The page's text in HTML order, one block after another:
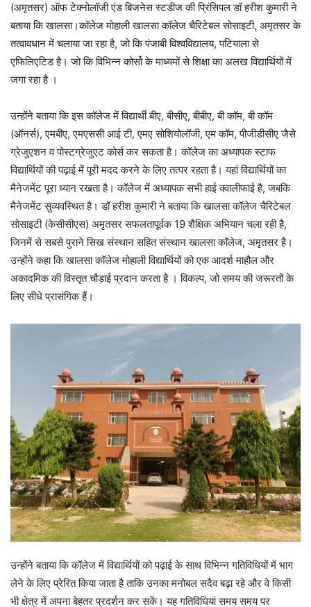
(अमृतसर) ऑफ टेक्नोलॉजी एंड बिजनेस स्टडीज की प्रिंसिपल डॉ हरीश कुमारी ने
बताया कि खालसा।कॉलेज मोहाली खालसा कॉलेज चैरिटेबल सोसाइटी, अमृतसर के
तत्वावधान में चलाया जा रहा है, जो कि पंजाबी विश्वविद्यालय, पटियाला से
एफिलिएटिड है। जो कि विभिन्न कोर्सो के माध्यमों से शिक्षा का अलख विद्यार्थियों में
जगा रहा है ।
उन्होंने बताया कि इस कॉलेज में विद्यार्थी बीए, बीसीए, बीबीए, बी कॉम, बी कॉम
(ऑनर्स), एमबीए, एमएससी आई टी, एमए सोशियोलॉजी, एम कॉम, पीजीडीसीए जैसे
ग्रेजुएशन व पोस्टग्रेजुएट कोर्स कर सकता है। कॉलेज का अध्यापक स्टाफ
विद्यार्थियों की पढ़ाई में पूरी मदद करने के लिए तत्पर रहता है। यहां विद्यार्थियों का
मैनेजमेंट पूरा ध्यान रखता है। कॉलेज में अध्यापक सभी हाई क्वालीफाई है, जबकि
मैनेजमेंट सुव्यवस्थित है। डॉ हरीश कुमारी ने बताया कि खालसा कॉलेज चैरिटेबल
सोसाइटी (केसीसीएस) अमृतसर सफलतापूर्वक 19 शैक्षिक अभियान चला रही है,
जिनमें से सबसे पुराने सिख संस्थान सहित संस्थान खालसा कॉलेज, अमृतसर है।
उन्होंने कहा कि खालसा कॉलेज मोहाली विद्यार्थियों को एक आदर्श माहौल और
अकादमिक की विस्तृत चौड़ाई प्रदान करता है । विकल्प, जो समय की जरूरतों के
लिए सीधे प्रासंगिक हैं।
उन्होंने बताया कि कॉलेज में विद्यार्थियों को पढ़ाई के साथ विभिन्न गतिविधियों में भाग
लेने के लिए प्रेरित किया जाता है ताकि उनका मनोबल सदैव बढ़ा रहे और वे किसी
भी क्षेत्र में अपना बेहतर प्रदर्शन कर सकें। यह गतिविधियां समय समय पर